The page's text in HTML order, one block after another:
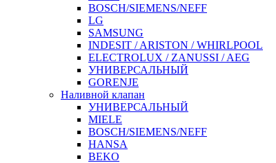
BOSCH/SIEMENS/NEFF
LG
SAMSUNG
INDESIT / ARISTON / WHIRLPOOL
ELECTROLUX / ZANUSSI / AEG
УНИВЕРСАЛЬНЫЙ
GORENJE
Наливной клапан
УНИВЕРСАЛЬНЫЙ
MIELE
BOSCH/SIEMENS/NEFF
HANSA
BEKO